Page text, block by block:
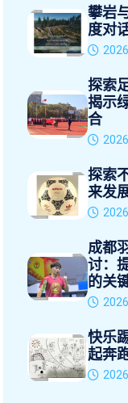
攀岩
度对
探索
揭示
合
探索
来发
成都
讨：
的关
快乐
起奔